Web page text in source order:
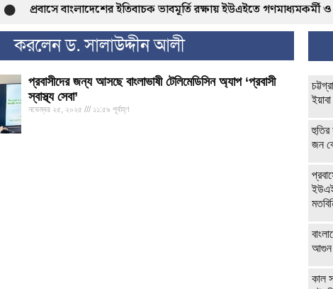
প্রবাসে বাংলাদেশের ইতিবাচক ভাবমূর্তি রক্ষায় ইউএইতে গণমাধ্যমকর্মী
করলেন ড. সালাউদ্দীন আলী
প্রবাসীদের জন্য আসছে বাংলাভাষী টেলিমেডিসিন অ্যাপ ‘প্রবাসী
স্বাস্থ্য সেবা’
নভেম্বর ২৫, ২০২৫ ১১:৫৯ পূর্বাহ্ণ
হুতির
জন
আগুন
কাল